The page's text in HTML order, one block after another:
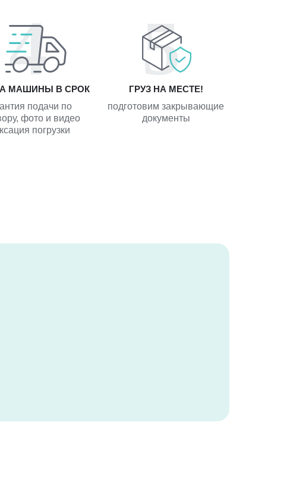
МАШИНЫ В СРОК
подачи по
фото и видео
погрузки
ГРУЗ НА МЕСТЕ!
подготовим закрывающие
документы